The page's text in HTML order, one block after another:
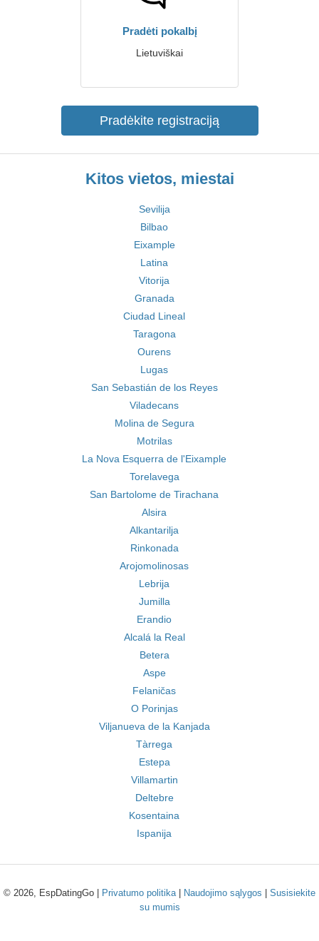
Pradėti pokalbį
Lietuviškai
Pradėkite registraciją
Kitos vietos, miestai
Sevilija
Bilbao
Eixample
Latina
Vitorija
Granada
Ciudad Lineal
Taragona
Ourens
Lugas
San Sebastián de los Reyes
Viladecans
Molina de Segura
Motrilas
La Nova Esquerra de l'Eixample
Torelavega
San Bartolome de Tirachana
Alsira
Alkantarilja
Rinkonada
Arojomolinosas
Lebrija
Jumilla
Erandio
Alcalá la Real
Betera
Aspe
Felaničas
O Porinjas
Viljanueva de la Kanjada
Tàrrega
Estepa
Villamartin
Deltebre
Kosentaina
Ispanija
© 2026, EspDatingGo | Privatumo politika| Naudojimo sąlygos
Susisiekite
su mumis